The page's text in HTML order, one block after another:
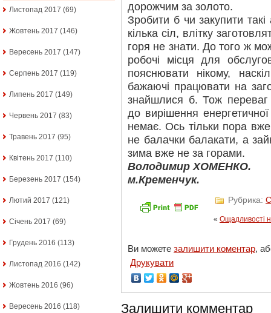
Листопад 2017 (69)
Жовтень 2017 (146)
Вересень 2017 (147)
Серпень 2017 (119)
Липень 2017 (149)
Червень 2017 (83)
Травень 2017 (95)
Квітень 2017 (110)
Березень 2017 (154)
Лютий 2017 (121)
Січень 2017 (69)
Грудень 2016 (113)
Листопад 2016 (142)
Жовтень 2016 (96)
Вересень 2016 (118)
дорожчим за золото.
Зробити б чи закупити
кілька сіл, влітку
горя не знати. До того ж
робочі місця для
пояснювати нікому,
бажаючі працювати на
знайшлися б. Тож переваг
до вирішення
немає. Ось тільки пора
не балачки балакати, а
зима вже не за горами.
Володимир ХОМЕНКО.
м.Кременчук.
Рубрика:
« Ощадливості
Ви можете залишити коментар,
Друкувати
Залишити комментар